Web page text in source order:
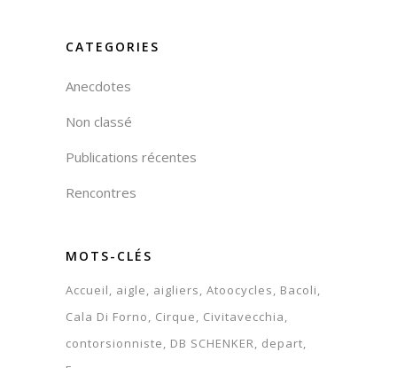
CATEGORIES
Anecdotes
Non classé
Publications récentes
Rencontres
MOTS-CLÉS
Accueil aigle aigliers Atoocycles
Bacoli
Cala Di Forno
Cirque
Civitavecchia
contorsionniste
DB SCHENKER
depart